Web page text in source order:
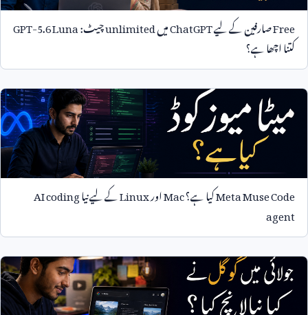
Freeصارفین کے لیےChatGPTمیںunlimitedچیٹ:GPT-5.6 Luna
کتنا اچھا ہے؟
Meta Muse Codeکیا ہے؟MacاورLinuxکے لیے نیاAI coding
agent